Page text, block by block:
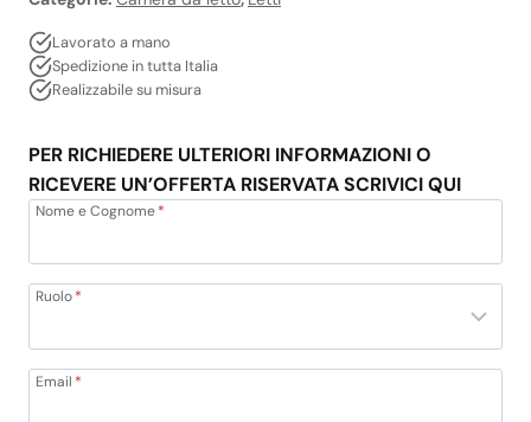
Lavorato a mano
Spedizione in tutta Italia
Realizzabile su misura
PER RICHIEDERE ULTERIORI INFORMAZIONI O
RICEVERE UN’OFFERTA RISERVATA SCRIVICI QUI
Nome e Cognome*
Ruolo*
Email *